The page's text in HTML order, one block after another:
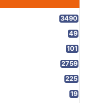
3490
49
101
2759
225
19